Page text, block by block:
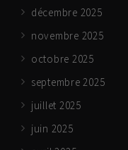
décembre 2025
novembre 2025
octobre 2025
septembre 2025
juillet 2025
juin 2025